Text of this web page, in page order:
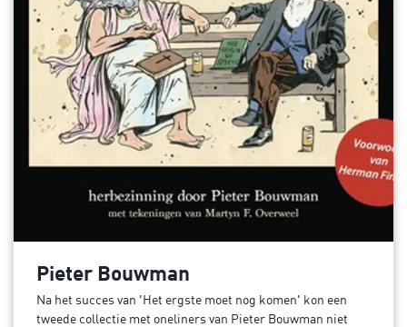
Pieter Bouwman
Na het succes van 'Het ergste moet nog komen' kon een
tweede collectie met oneliners van Pieter Bouwman niet